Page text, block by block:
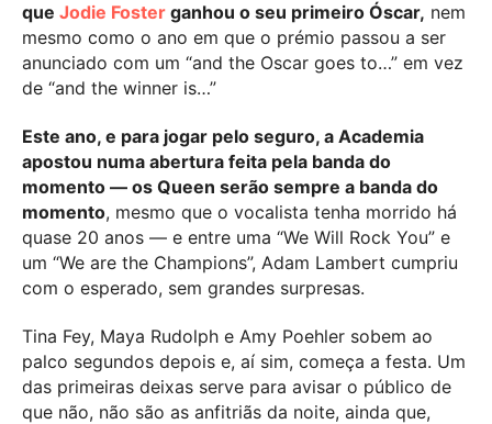
que Jodie Foster ganhou o seu primeiro Óscar, nem
mesmo como o ano em que o prémio passou a ser
anunciado com um “and the Oscar goes to…” em vez
de “and the winner is…”
Este ano, e para jogar pelo seguro, a Academia
apostou numa abertura feita pela banda do
momento — os Queen serão sempre a banda do
momento, mesmo que o vocalista tenha morrido há
quase 20 anos — e entre uma “We Will Rock You” e
um “We are the Champions”, Adam Lambert cumpriu
com o esperado, sem grandes surpresas.
Tina Fey, Maya Rudolph e Amy Poehler sobem ao
palco segundos depois e, aí sim, começa a festa. Um
das primeiras deixas serve para avisar o público de
que não, não são as anfitriãs da noite, ainda que,